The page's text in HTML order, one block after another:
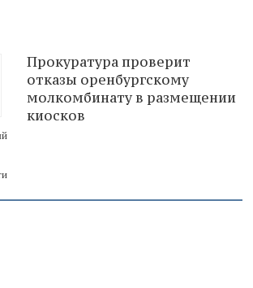
Прокуратура проверит
отказы оренбургскому
молкомбинату в размещении
киосков